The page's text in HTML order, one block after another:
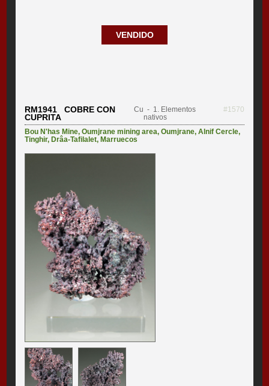
VENDIDO
RM1941 COBRE CON
CUPRITA
Cu - 1. Elementos
nativos
#1570
Bou N'has Mine,Oumjrane mining area,Oumjrane,Alnif Cercle,
Tinghir,Drâa-Tafilalet,Marruecos